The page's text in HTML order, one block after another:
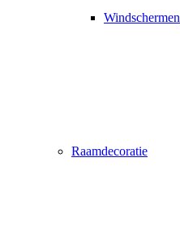
Windschermen
Raamdecoratie